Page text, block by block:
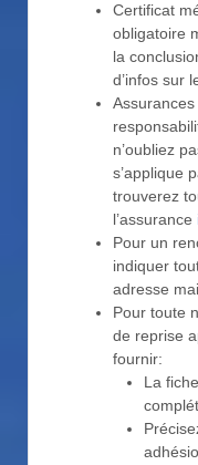
Certificat
obligatoire
la
d’infos sur
n’oubliez
s’applique
trouverez
l’assurance
Pour un
indiquer
adresse
Pour toute
de reprise
fournir:
La